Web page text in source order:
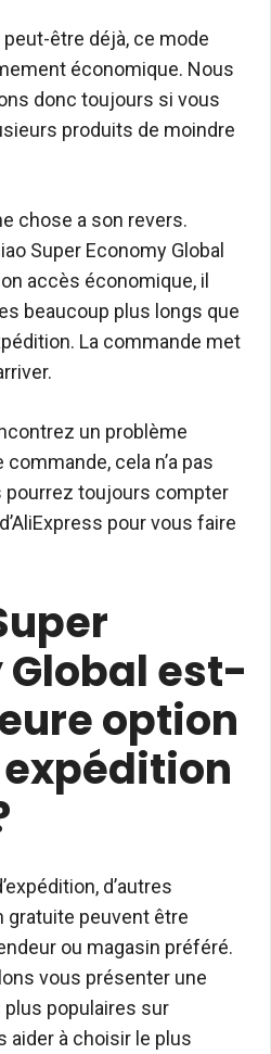
être déjà, ce mode
économique. Nous
donc toujours si vous
produits de moindre
chose a son revers.
Super Economy Global
accès économique, il
beaucoup plus longs que
La commande met
un problème
cela n’a pas
pourrez toujours compter
pour vous faire
Global est-
option
d’autres
gratuite peuvent être
ou magasin préféré.
vous présenter une
populaires sur
aider à choisir le plus